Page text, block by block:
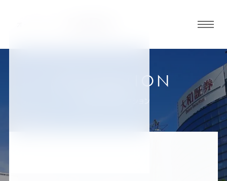
ニュ
ーボ
タン
COLLECTION